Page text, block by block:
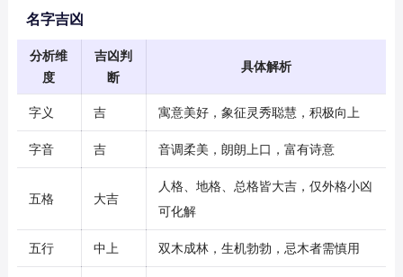
名字吉凶
分析维
度
吉凶判
断
具体解析
字义 吉 寓意美好，象征灵秀聪慧，积极向上
字音 吉 音调柔美，朗朗上口，富有诗意
五格 大吉
人格、地格、总格皆大吉，仅外格小凶
可化解
五行 中上 双木成林，生机勃勃，忌木者需慎用